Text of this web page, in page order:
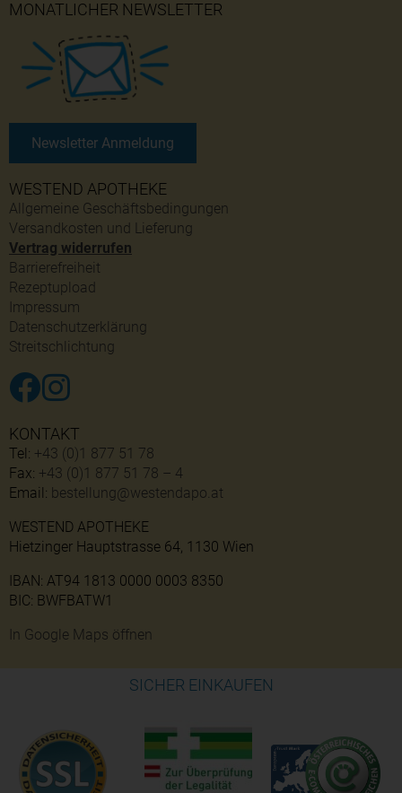
WESTEND APOTHEKE
Allgemeine Geschäftsbedingungen
Versandkosten und Lieferung
Vertrag widerrufen
Barrierefreiheit
Rezeptupload
Impressum
Datenschutzerklärung
Streitschlichtung
MONATLICHER NEWSLETTER
Newsletter Anmeldung
KONTAKT
Tel: +43 (0)1 877 51 78
Fax: +43 (0)1 877 51 78 – 4
Email: bestellung@westendapo.at
WESTEND APOTHEKE
Hietzinger Hauptstrasse 64, 1130 Wien
IBAN: AT94 1813 0000 0003 8350
BIC: BWFBATW1
In Google Maps öffnen
SICHER EINKAUFEN